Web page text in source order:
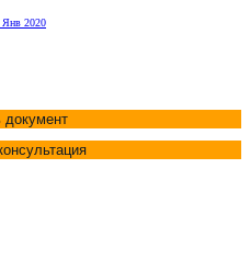
Янв 2020
документ